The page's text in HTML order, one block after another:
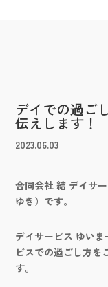
デイでの過ご
伝えします！
2023.06.03
合同会社 結 デイサ
ゆき）です。
デイサービス ゆい
ビスでの過ごし方を
す。